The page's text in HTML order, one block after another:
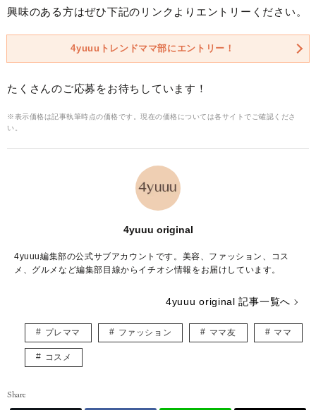
興味のある方はぜひ下記のリンクよりエントリーください。
4yuuuトレンドママ部にエントリー！
たくさんのご応募をお待ちしています！
※表示価格は記事執筆時点の価格です。現在の価格については各サイトでご確認くださ
い。
4yuuu original
4yuuu編集部の公式サブアカウントです。美容、ファッション、コス
メ、グルメなど編集部目線からイチオシ情報をお届けしています。
4yuuu original 記事一覧へ
プレママ ファッション ママ友 ママ
コスメ
Share